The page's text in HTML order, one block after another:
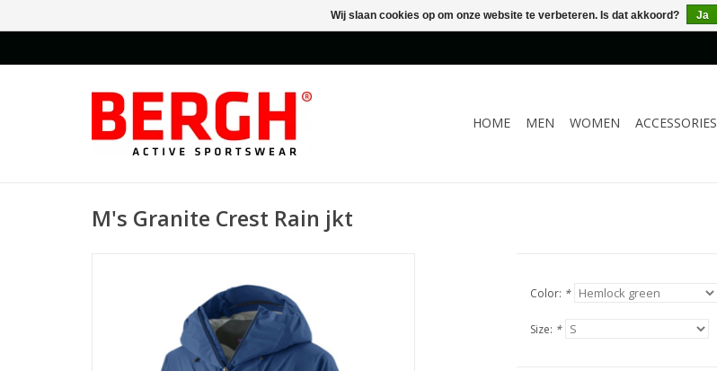
HOME MEN WOMEN ACCESSORIES
M's Granite Crest Rain jkt
Color: *
Size: *
Wij slaan cookies op om onze website te verbeteren. Is dat akkoord? Ja